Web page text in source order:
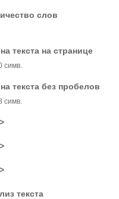
слов
текста на странице
симв.
текста без пробелов
симв.
текста